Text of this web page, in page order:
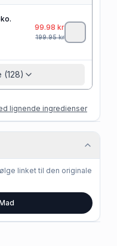
99.98 kr
199.95kr
lignende ingredienser
linket til den originale